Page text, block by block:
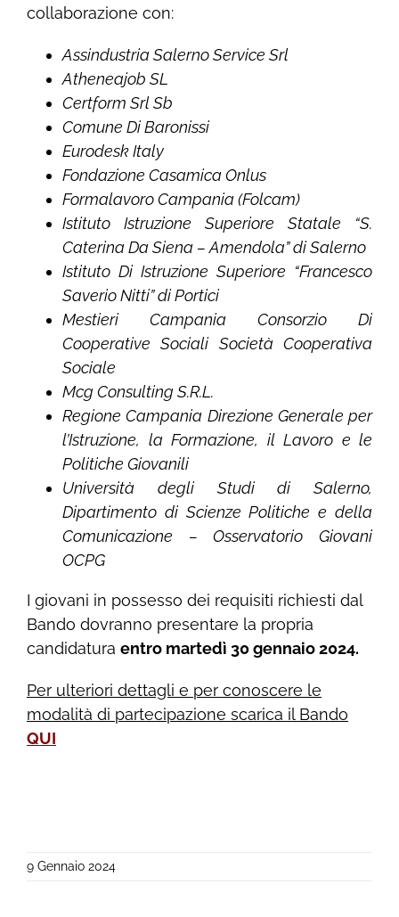
collaborazione con:
Assindustria Salerno Service Srl
Atheneajob SL
Certform Srl Sb
Comune Di Baronissi
Eurodesk Italy
Fondazione Casamica Onlus
Formalavoro Campania (Folcam)
Istituto Istruzione Superiore Statale “S.
Caterina Da Siena – Amendola” di Salerno
Istituto Di Istruzione Superiore “Francesco
Saverio Nitti” di Portici
Mestieri Campania Consorzio Di
Cooperative Sociali Società Cooperativa
Sociale
Mcg Consulting S.R.L.
Regione Campania Direzione Generale per
l’Istruzione, la Formazione, il Lavoro e le
Politiche Giovanili
Università degli Studi di Salerno,
Dipartimento di Scienze Politiche e della
Comunicazione – Osservatorio Giovani
OCPG
I giovani in possesso dei requisiti richiesti dal
Bando dovranno presentare la propria
candidatura entro martedì 30 gennaio 2024.
Per ulteriori dettagli e per conoscere le
modalità di partecipazione scarica il Bando
QUI
9 Gennaio 2024